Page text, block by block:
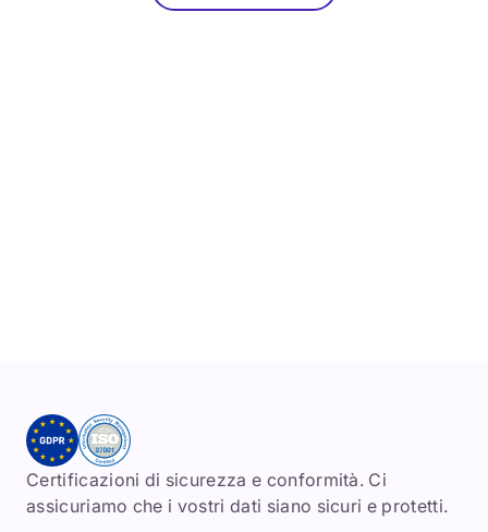
Certificazioni di sicurezza e conformità. Ci
assicuriamo che i vostri dati siano sicuri e protetti.